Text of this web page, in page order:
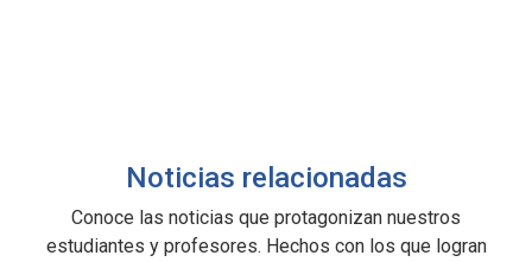
Noticias relacionadas
Conoce las noticias que protagonizan nuestros
estudiantes y profesores. Hechos con los que logran